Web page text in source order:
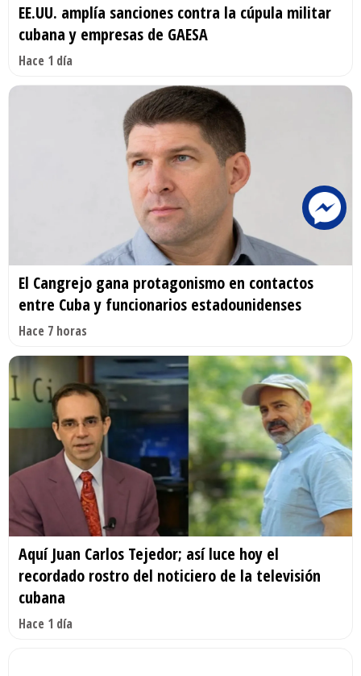
EE.UU. amplía sanciones contra la cúpula militar
cubana y empresas de GAESA
Hace 1 día
El Cangrejo gana protagonismo en contactos
entre Cuba y funcionarios estadounidenses
Hace 7 horas
Aquí Juan Carlos Tejedor; así luce hoy el
recordado rostro del noticiero de la televisión
cubana
Hace 1 día